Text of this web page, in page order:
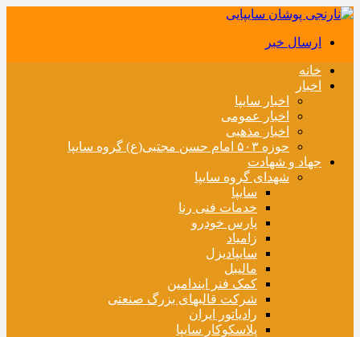
ارسال خبر
خانه
اخبار
اخبار سایپا
اخبار عمومی
اخبار مذهبی
حوزه ۵۰۳ امام حسن مجتبی(ع) گروه سایپا
جهاد و شهادت
شهدای گروه سایپا
سایپا
خدمات فنی رنا
پارس خودرو
زامیاد
سایپادیزل
مالیبل
کمک فنر ایندامین
شرکت قالبهای بزرگ صنعتی
رادیاتور ایران
پلاسکوکار سایپا